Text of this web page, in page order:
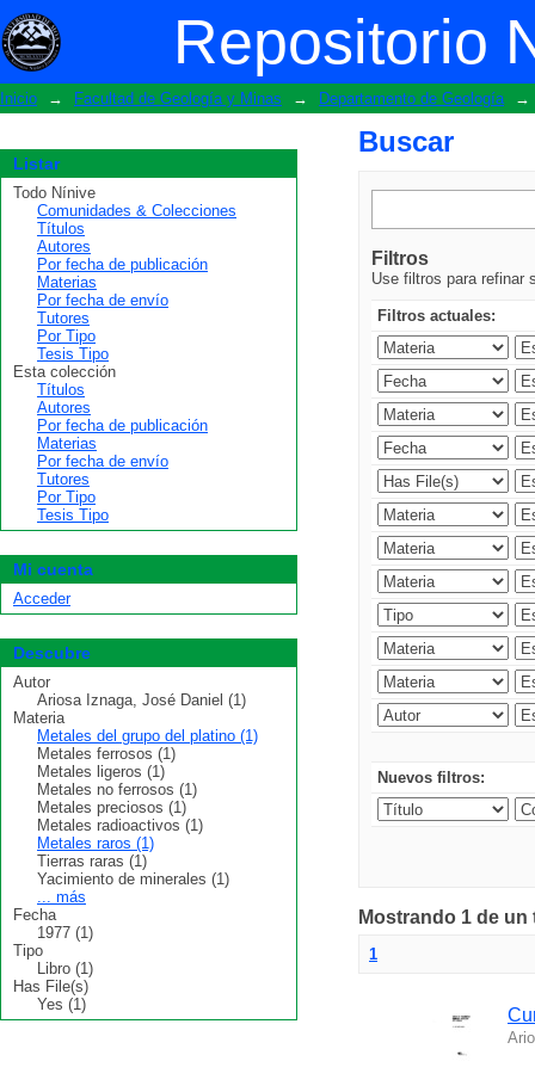
Repositorio
Buscar
Inicio → Facultad de Geología y Minas → Departamento de Geología →
Buscar
Filtros
Use filtros para refinar
Filtros actuales:
Nuevos filtros:
Mostrando 1 de
1
Listar
Todo Nínive
Comunidades & Colecciones
Títulos
Autores
Por fecha de publicación
Materias
Por fecha de envío
Tutores
Por Tipo
Tesis Tipo
Esta colección
Títulos
Autores
Por fecha de publicación
Materias
Por fecha de envío
Tutores
Por Tipo
Tesis Tipo
Mi cuenta
Acceder
Descubre
Autor
Ariosa Iznaga, José Daniel (1)
Materia
Metales del grupo del platino (1)
Metales ferrosos (1)
Metales ligeros (1)
Metales no ferrosos (1)
Metales preciosos (1)
Metales radioactivos (1)
Metales raros (1)
Tierras raras (1)
Yacimiento de minerales (1)
... más
Fecha
1977 (1)
Tipo
Libro (1)
Has File(s)
Yes (1)